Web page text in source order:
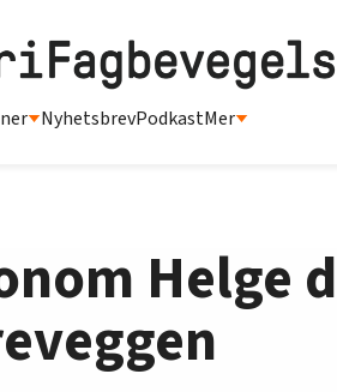
NyhetsbrevPodkastMer
Helge